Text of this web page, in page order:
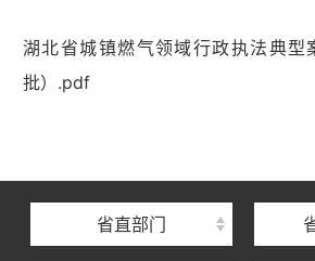
湖北省城镇燃气领域行政执法典型
批）.pdf
省直部门
湖北省住房保障中心
湖北省建设工程质量安全监督总站